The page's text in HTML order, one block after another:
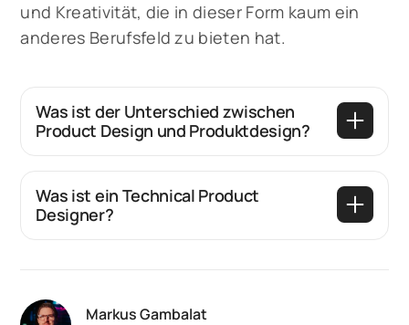
und Kreativität, die in dieser Form kaum ein
anderes Berufsfeld zu bieten hat.
Was ist der Unterschied zwischen
Product Design und Produktdesign?
meist für zwei verschiedene Disziplinen
verwendet:
wie Möbel, Geräte, Fahrzeuge oder
Was ist ein Technical Product
Designer?
Gestaltung und technischer Umsetzung
Markus Gambalat